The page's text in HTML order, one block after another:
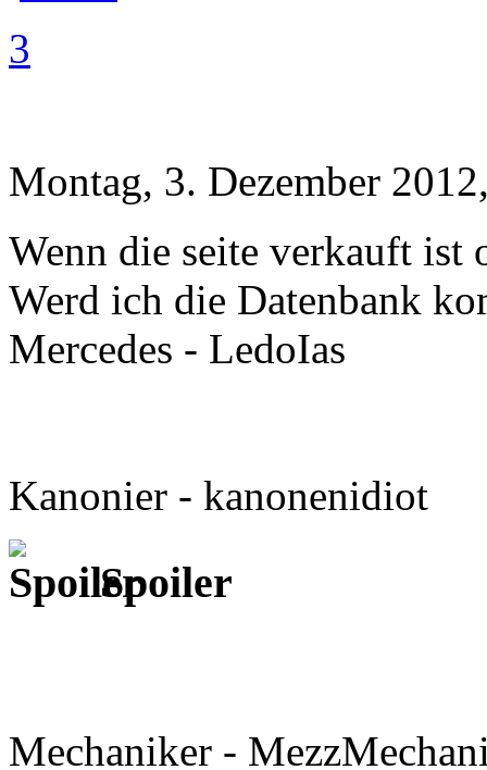
3
Montag, 3. Dezember
Wenn die seite verkauft ist
Werd ich die Datenbank
Mercedes - LedoIas
Kanonier - kanonenidiot
Spoiler
Mechaniker -